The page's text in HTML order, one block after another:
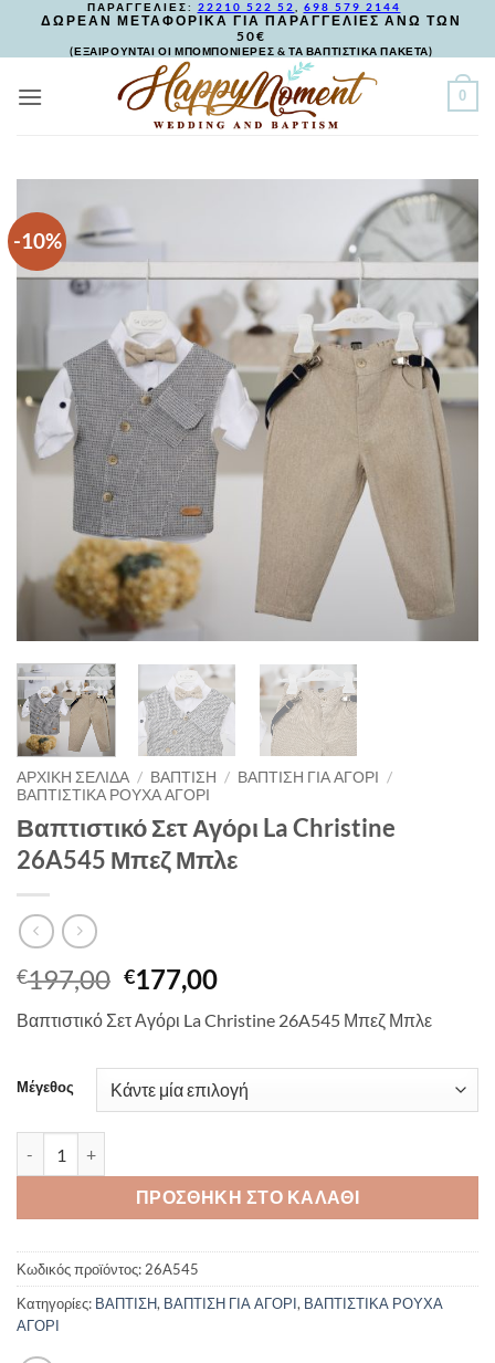
ΠΑΡΑΓΓΕΛΙΕΣ: 22210 522 52 698 579 2144
ΔΩΡΕΑΝ ΜΕΤΑΦΟΡΙΚΑ ΓΙΑ ΠΑΡΑΓΓΕΛΙΕΣ ΑΝΩ ΤΩΝ
50€
(ΕΞΑΙΡΟΥΝΤΑΙ ΟΙ ΜΠΟΜΠΟΝΙΕΡΕΣ & ΤΑ ΒΑΠΤΙΣΤΙΚΑ ΠΑΚΕΤΑ)
0
-10%
ΑΡΧΙΚΉ ΣΕΛΊΔΑ / ΒΑΠΤΙΣΗ / ΒΑΠΤΙΣΗ ΓΙΑ ΑΓΟΡΙ /
ΒΑΠΤΙΣΤΙΚΑ ΡΟΥΧΑ ΑΓΟΡΙ
Βαπτιστικό Σετ Αγόρι La Christine
26A545 Μπεζ Μπλε
€197,00 Original
price
was:
€177,00Η
τιμή
€177,00.
Βαπτιστικό Σετ Αγόρι La Christine 26A545 Μπεζ Μπλε
Μέγεθος
ΠΡΟΣΘΉΚΗ ΣΤΟ ΚΑΛΆΘΙ
Κωδικός προϊόντος: 26A545
Κατηγορίες: ΒΑΠΤΙΣΗ, ΒΑΠΤΙΣΗ ΓΙΑ ΑΓΟΡΙ, ΒΑΠΤΙΣΤΙΚΑ ΡΟΥΧΑ
ΑΓΟΡΙ